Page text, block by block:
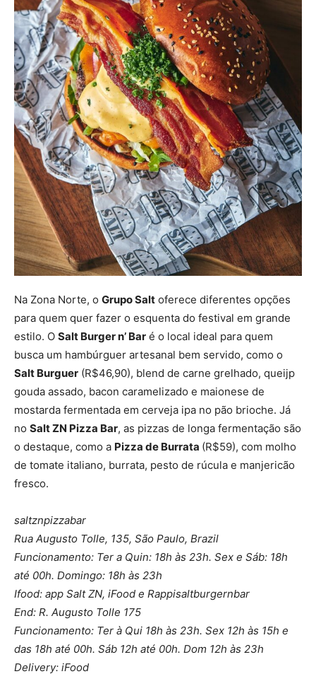
Na Zona Norte, o Grupo Salt oferece diferentes opções
para quem quer fazer o esquenta do festival em grande
estilo. O Salt Burger n’ Bar é o local ideal para quem
busca um hambúrguer artesanal bem servido, como o
Salt Burguer (R$46,90), blend de carne grelhado, queijp
gouda assado, bacon caramelizado e maionese de
mostarda fermentada em cerveja ipa no pão brioche. Já
no Salt ZN Pizza Bar, as pizzas de longa fermentação são
o destaque, como a Pizza de Burrata (R$59), com molho
de tomate italiano, burrata, pesto de rúcula e manjericão
fresco.
saltznpizzabar
Rua Augusto Tolle, 135, São Paulo, Brazil
Funcionamento: Ter a Quin: 18h às 23h. Sex e Sáb: 18h
até 00h. Domingo: 18h às 23h
Ifood: app Salt ZN, iFood e Rappisaltburgernbar
End: R. Augusto Tolle 175
Funcionamento: Ter à Qui 18h às 23h. Sex 12h às 15h e
das 18h até 00h. Sáb 12h até 00h. Dom 12h às 23h
Delivery: iFood